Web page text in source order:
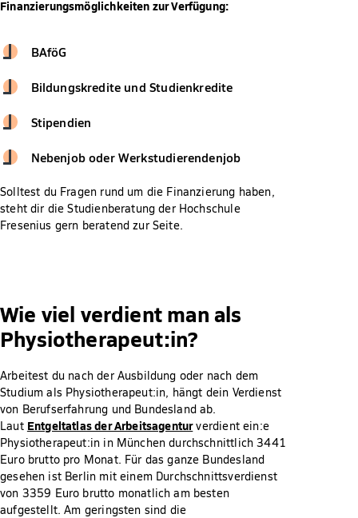
Finanzierungsmöglichkeiten zur Verfügung:
BAföG
Bildungskredite und Studienkredite
Stipendien
Nebenjob oder Werkstudierendenjob
Solltest du Fragen rund um die Finanzierung haben,
steht dir die Studienberatung der Hochschule
Fresenius gern beratend zur Seite.
Wie viel verdient man als
Physiotherapeut:in?
Arbeitest du nach der Ausbildung oder nach dem
Studium als Physiotherapeut:in, hängt dein Verdienst
von Berufserfahrung und Bundesland ab.
Laut Entgeltatlas der Arbeitsagenturverdient ein:e
Physiotherapeut:in in München durchschnittlich 3441
Euro brutto pro Monat. Für das ganze Bundesland
gesehen ist Berlin mit einem Durchschnittsverdienst
von 3359 Euro brutto monatlich am besten
aufgestellt. Am geringsten sind die